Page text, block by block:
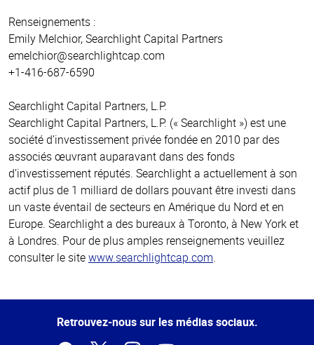
Renseignements :
Emily Melchior, Searchlight Capital Partners
emelchior@searchlightcap.com
+1-416-687-6590
Searchlight Capital Partners, L.P.
Searchlight Capital Partners, L.P. (« Searchlight ») est une
société d’investissement privée fondée en 2010 par des
associés œuvrant auparavant dans des fonds
d’investissement réputés. Searchlight a actuellement à son
actif plus de 1 milliard de dollars pouvant être investi dans
un vaste éventail de secteurs en Amérique du Nord et en
Europe. Searchlight a des bureaux à Toronto, à New York et
à Londres. Pour de plus amples renseignements veuillez
consulter le sitewww.searchlightcap.com.
de la
Retrouvez-nous sur les médias sociaux.